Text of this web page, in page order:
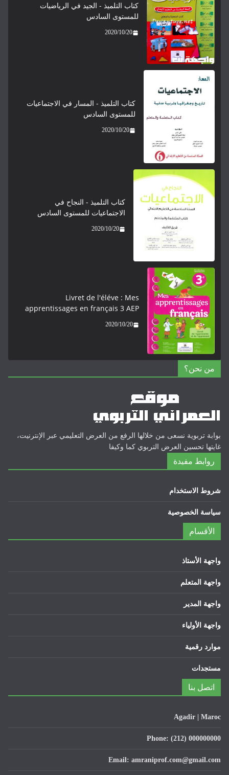
كتاب التلميذ - الجيد في الرياضيات
للمستوى السادس
2020/10/20
كتاب التلميذ - المسار في الاجتماعيات
للمستوى السادس
2020/10/20
كتاب التلميذ - النجاح في
الاجتماعيات للمستوى السادس
2020/10/20
Livret de l'éléve : Mes
apprentissages en français 3 AEP
2020/10/20
من نحن؟
بوابة تربوية نسعى من خلالها الرفع من العرض التعليمي عبر الإنترنيت،
غايتها تحسين العرض التربوي كما وكيفا
روابط مفيدة
شروط الاستخدام
سياسة الخصوصية
الأقسام
واجهة الأستاذ
واجهة المتعلم
واجهة المدير
واجهة الأولياء
موارد رقمية
مستجدات
اتصل بنا
Agadir | Maroc
Phone: (212) 000000000
Email: amraniprof.com@gmail.com